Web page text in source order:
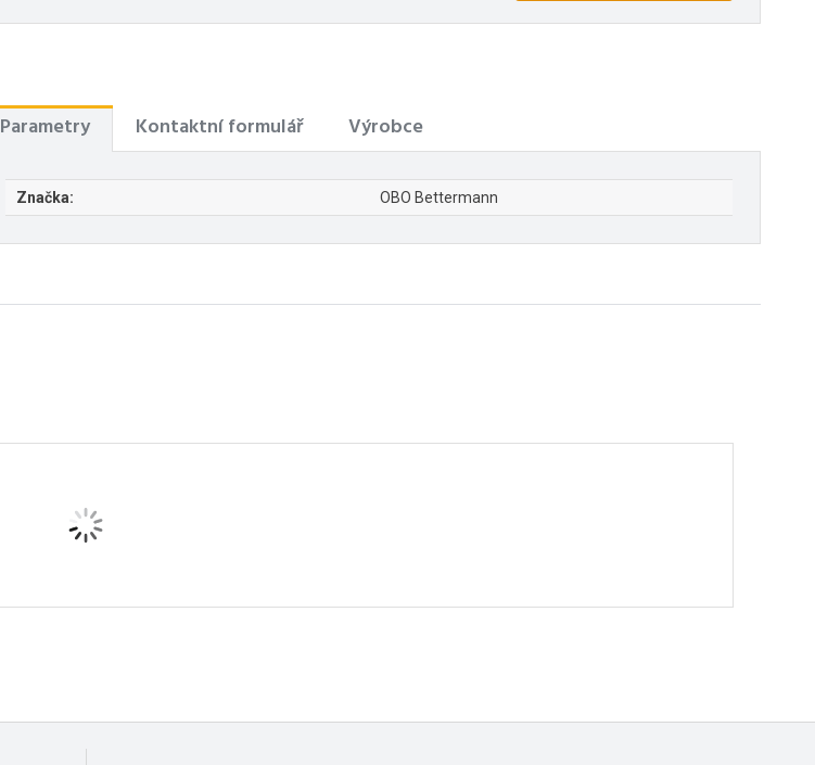
Parametry Kontaktní formulář Výrobce
Značka: OBO Bettermann